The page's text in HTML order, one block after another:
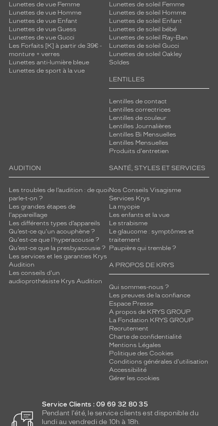
Lunettes de vue Femme
Lunettes de vue Homme
Lunettes de vue Enfant
Lunettes de vue Guess
Lunettes de vue Gucci
Les Forfaits [K] à partir de 39€ -
monture + verres
Lunettes anti-lumière bleue
Lunettes de sport à la vue
Lunettes de soleil Femme
Lunettes de soleil Homme
Lunettes de soleil Enfant
Lunettes de soleil bébé
Lunettes de soleil Ray-Ban
Lunettes de soleil Gucci
Lunettes de soleil Oakley
Soldes
LENTILLES
Lentilles de contact
Lentilles correctrices
Lentilles de couleur
Lentilles Journalières
Lentilles Bi Mensuelles
Lentilles Mensuelles
Produits d'entretien
AUDITION
Les troubles de l’audition : de quoi
parle-t-on ?
Les grandes étapes de
l'appareillage
Les différents types d’appareils
Qu’est-ce qu'un acouphène ?
Qu'est-ce que l'hyperacousie ?
Qu’est-ce que la presbyacousie ?
Les services et les garanties Krys
Audition
Les conseils d'un
audioprothésiste Krys Audition
SANTÉ, STYLES ET SERVICES
Nos Conseils Visagisme
Services Krys
La myopie
Les enfants et la vue
Le strabisme
Le glaucome : symptômes et
traitement
Paupière qui tremble ?
A PROPOS DE KRYS
Qui sommes-nous ?
Les preuves de la confiance
Espace Presse
A propos de KRYS GROUP
La Fondation KRYS GROUP
Recrutement
Charte de confidentialité
Mentions Légales
Politique des Cookies
Conditions générales d'utilisation
Accessibilité
Gérer les cookies
Service Clients : 09 69 32 80 35
Pendant l'été, le service clients est disponible du
lundi au vendredi de 10h à 18h.